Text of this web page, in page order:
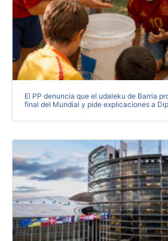
El PP denuncia que el udaleku de Barria
final del Mundial y pide explicaciones a